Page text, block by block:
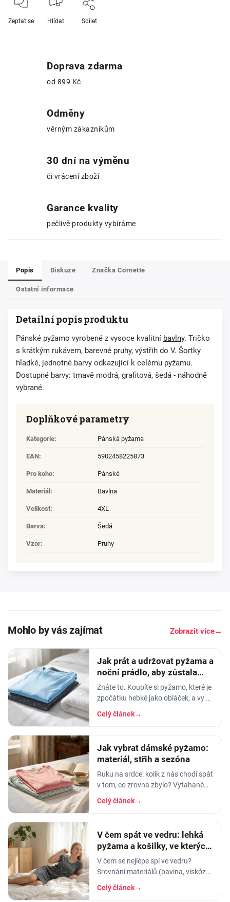
Zeptat se Hlídat Sdílet
Doprava zdarma
od 899 Kč
Odměny
věrným zákazníkům
30 dní na výměnu
či vrácení zboží
Garance kvality
pečlivě produkty vybíráme
Popis Diskuze Značka Cornette
Ostatní informace
Detailní popis produktu
Pánské pyžamo vyrobené z vysoce kvalitní bavlny. Tričko
s krátkým rukávem, barevné pruhy, výstřih do V. Šortky
hladké, jednotné barvy odkazující k celému pyžamu.
Dostupné barvy: tmavě modrá, grafitová, šedá - náhodně
vybrané.
Doplňkové parametry
Kategorie: Pánská pyžama
EAN: 5902458225873
Pro koho: Pánské
Materiál : Bavlna
Velikost: 4XL
Barva: Šedá
Vzor: Pruhy
Mohlo by vás zajímat Zobrazit více→
Jak prát a udržovat pyžama a
noční prádlo, aby zůstala
měkká
Znáte to. Koupíte si pyžamo, které je
zpočátku hebké jako obláček, a vy v
něm usínáte s pocitem, že spíte v
luxusu. Po pár měsících praní z něj…
Celý článek→
Jak vybrat dámské pyžamo:
materiál, střih a sezóna
Ruku na srdce: kolik z nás chodí spát
v tom, co zrovna zbylo? Vytahané
tričko po manželovi, staré legíny,
jedna nohavice nahoře, druhá dole.
Celý článek→
V čem spát ve vedru: lehká
pyžama a košilky, ve kterých
se nezapaříte
V čem se nejlépe spí ve vedru?
Srovnání materiálů (bavlna, viskóza,
len, hedvábí) a tipy na lehká letní
pyžama a noční košilky, ve kterých
Celý článek→